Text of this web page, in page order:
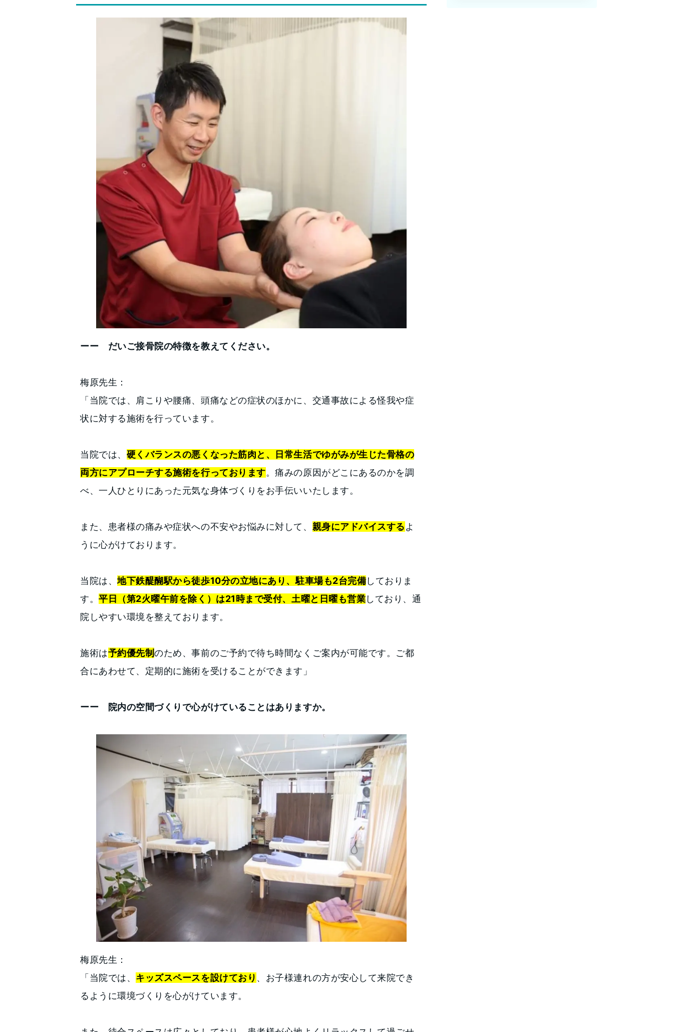
ーー だいご接骨院の特徴を教えてください。
梅原先生：
「当院では、肩こりや腰痛、頭痛などの症状のほかに、交通事故による怪我や症
状に対する施術を行っています。
当院では、 硬くバランスの悪くなった筋肉と、日常生活でゆがみが生じた骨格の
両方にアプローチする施術を行っております。痛みの原因がどこにあるのかを調
べ、一人ひとりにあった元気な身体づくりをお手伝いいたします。
また、患者様の痛みや症状への不安やお悩みに対して、 親身にアドバイスするよ
うに心がけております。
当院は、地下鉄醍醐駅から徒歩10分の立地にあり、駐車場も2台完備しておりま
す。平日（第2火曜午前を除く）は21時まで受付、土曜と日曜も営業しており、通
院しやすい環境を整えております。
施術は予約優先制のため、事前のご予約で待ち時間なくご案内が可能です。ご都
合にあわせて、定期的に施術を受けることができます」
ーー 院内の空間づくりで心がけていることはありますか。
梅原先生：
「当院では、 キッズスペースを設けており 、お子様連れの方が安心して来院でき
るように環境づくりを心がけています。